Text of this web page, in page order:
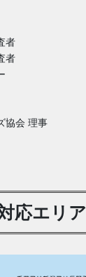
者
者
協会 理事
応エリア